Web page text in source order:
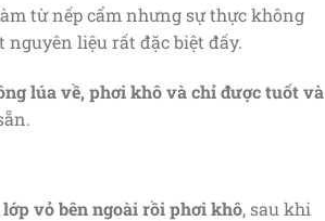
từ nếp cẩm nhưng sự thực không
liệu rất đặc biệt đấy.
lúa về, phơi khô và chỉ được tuốt và
vỏ bên ngoài rồi phơi khô, sau khi